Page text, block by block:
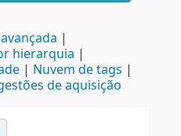
hierarquia
Nuvem de tags
de aquisição